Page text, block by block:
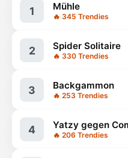
1 Mühle
🔥 345 Trendies
2 Spider Solitaire
🔥 330 Trendies
3 Backgammon
🔥 253 Trendies
4 Yatzy gegen
🔥 206 Trendies